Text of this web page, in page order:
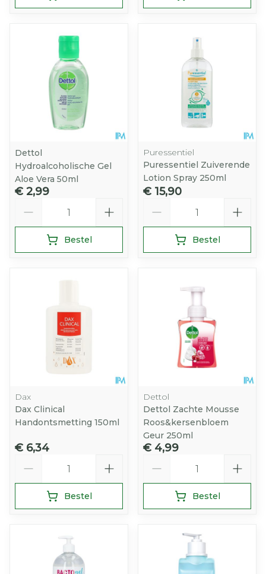
Dettol
Hydroalcoholische Gel
Aloe Vera 50ml
€ 2,99
Bestel
Puressentiel
Puressentiel Zuiverende
Lotion Spray 250ml
€ 15,90
Bestel
Dax
Dax Clinical
Handontsmetting 150ml
€ 6,34
Bestel
Dettol
Dettol Zachte Mousse
Roos&kersenbloem
Geur 250ml
€ 4,99
Bestel